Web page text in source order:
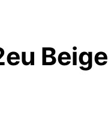
Beige